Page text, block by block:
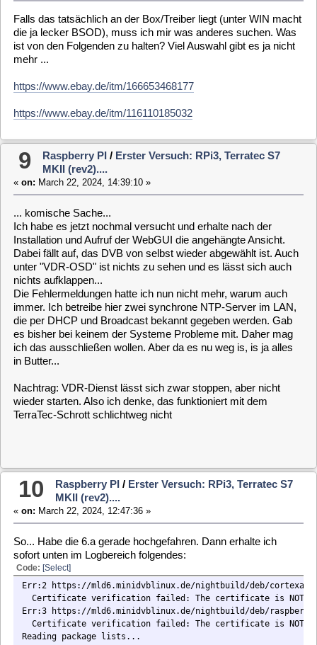
wieder starten. Also ich denke, das funktioniert mit dem
TerraTec-Schrott schlichtweg nicht
10 Raspberry PI/Erster Versuch: RPi3, Terratec S7
« on: March 22, 2024, 12:47:36 »
sofort unten im Logbereich folgendes:
Code:
[Select]
Err:2 https://mld6.minidvblinux.de/nightbuild/deb/cortexa7t2hf-neon-
Certificate verification failed: The certificate is NOT trusted. The
Reading package lists...
W: Failed to fetch https://mld6.minidvblinux.de/nightbuild/deb/all/./
W: Failed to fetch https://mld6.minidvblinux.de/nightbuild/deb/
W: Failed to fetch https://mld6.minidvblinux.de/nightbuild/deb/
W: Some index files failed to download. They have been ignored, or old
... und das hier sowiet korrekt? Sorry wenn die Fragen blöd
sind, aber das ist meine erste Berührung mit dem TV-Zeugs...
Ok, bin durch... Und bei einem Klick auf "VDR starten"
passiert... nichts...
Korrektur: VDR scheint zu laufen. Schiebt der das jetzt auf den
HDMI des PI? Ich dachte, das sehe ich dann in der
WebGUI?!? Ich glaube, da habe ich was vollkommen falsch
11 Raspberry PI/Erster Versuch: RPi3, Terratec S7
so war...
Ich lade gerade die 6.alpha herunter und versuche es gleich
noch mal damit. Grundsätzlich diese Reihenfolge?
PI damit booten
In WebGUI installation wählen
Neustart nach Installation und ggf. anstehenden
Updates
Allgemein Einrichtung als Server